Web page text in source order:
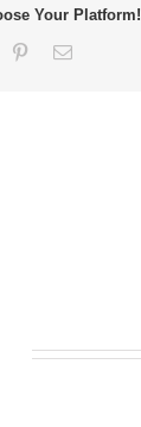
Your Platform!
PinterestEmail